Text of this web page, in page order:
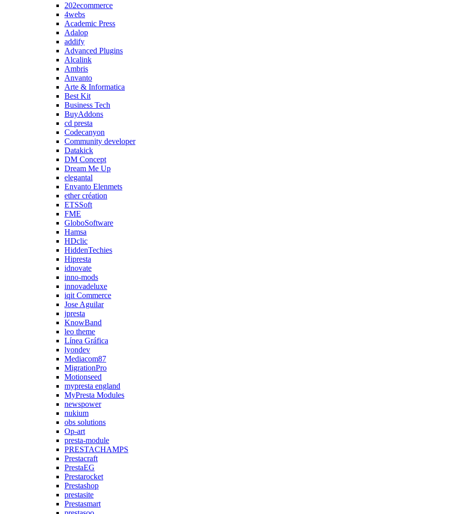
202ecommerce
4webs
Academic Press
Adalop
addify
Advanced Plugins
Alcalink
Ambris
Anvanto
Arte & Informatica
Best Kit
Business Tech
BuyAddons
cd presta
Codecanyon
Community developer
Datakick
DM Concept
Dream Me Up
elegantal
Envanto Elenmets
ether création
ETSSoft
FME
GloboSoftware
Hamsa
HDclic
HiddenTechies
Hipresta
idnovate
inno-mods
innovadeluxe
iqit Commerce
Jose Aguilar
jpresta
KnowBand
leo theme
Línea Gráfica
lyondev
Mediacom87
MigrationPro
Motionseed
mypresta england
MyPresta Modules
newspower
nukium
obs solutions
Op-art
presta-module
PRESTACHAMPS
Prestacraft
PrestaEG
Prestarocket
Prestashop
prestasite
Prestasmart